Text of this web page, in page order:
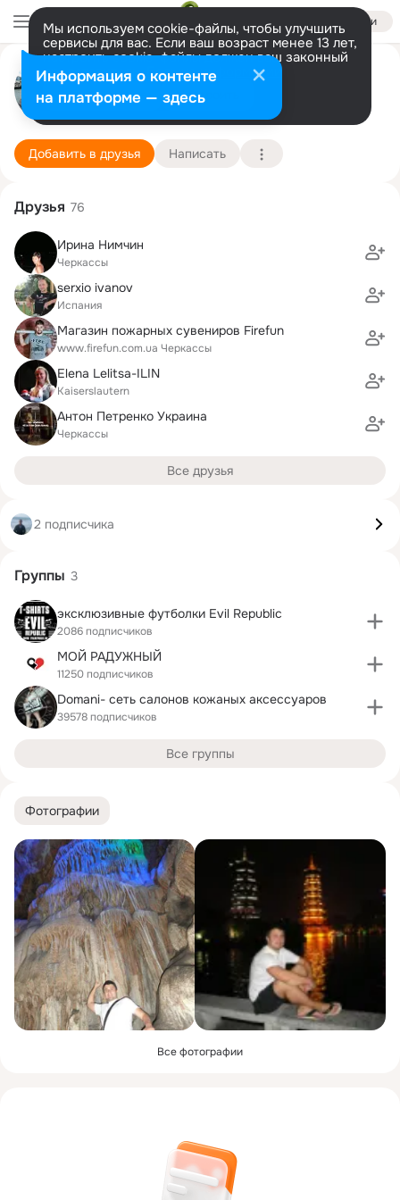
Войти
Мы используем cookie-файлы, чтобы улучшить
сервисы для вас. Если ваш возраст менее 13 лет,
настроить cookie-файлы должен ваш законный
представитель. Больше информации
Разрешить все Настроить
Михаил Кириллов
Тринидад 1 декабря (44 года)
Подробнее
Добавить в друзья Написать
Фотографии
Все фотографии
Друзья 76
Ирина Нимчин
Черкассы
serxio ivanov
Испания
Магазин пожарных сувениров Firefun
www.firefun.com.ua Черкассы
Elena Lelitsa-ILIN
Kaiserslautern
Антон Петренко Украина
Черкассы
Все друзья
2 подписчика
Группы 3
эксклюзивные футболки Evil Republic
2086 подписчиков
МОЙ РАДУЖНЫЙ
11250 подписчиков
Domani- сеть салонов кожаных аксессуаров
39578 подписчиков
Все группы
Информация о контенте
на платформе — здесь